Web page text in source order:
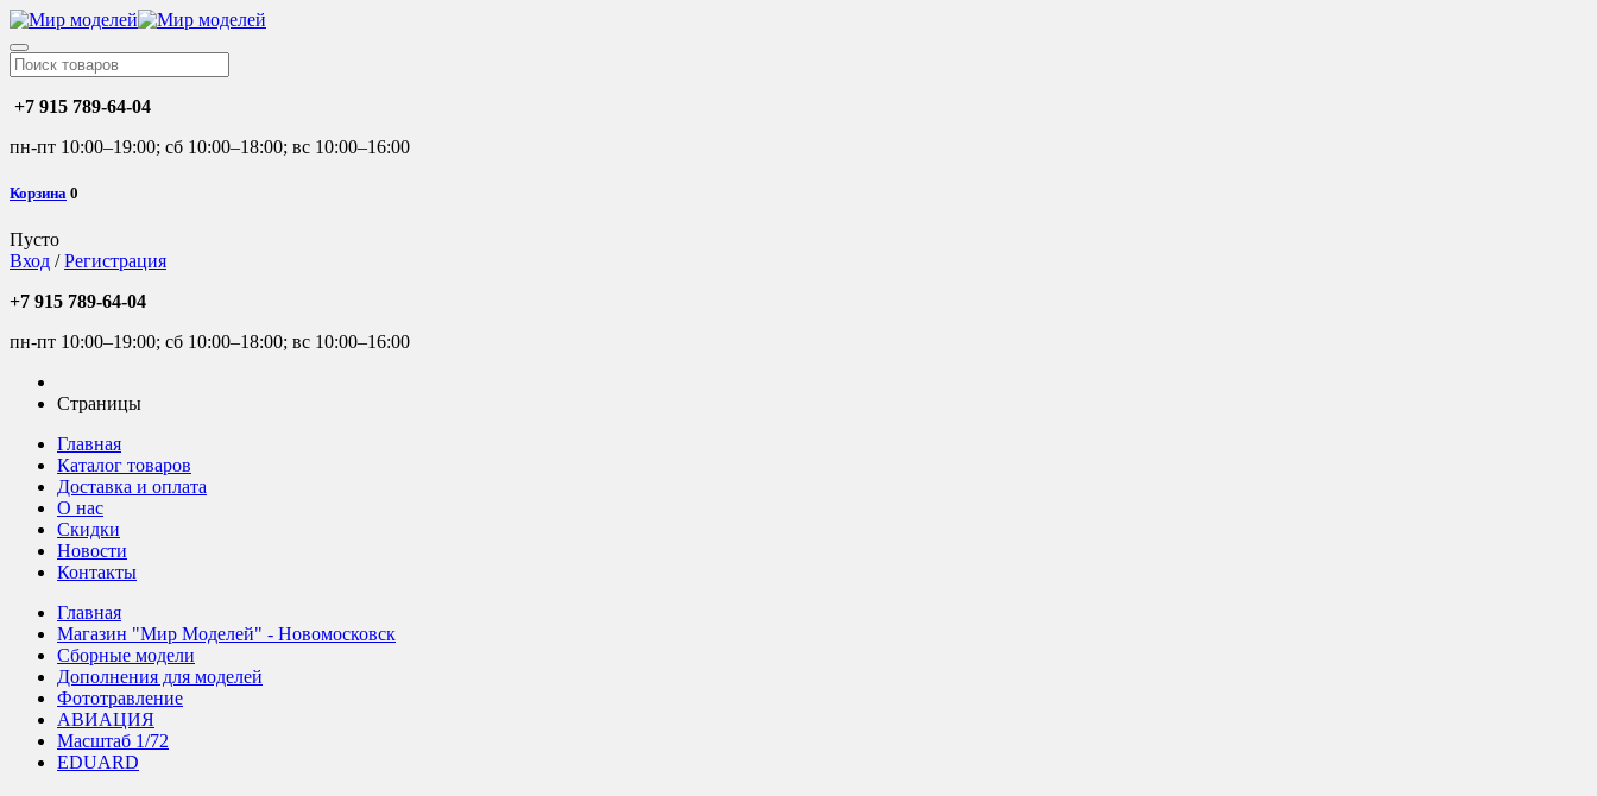
+7 915 789-64-04
пн-пт 10:00–19:00; сб 10:00–18:00; вс 10:00–16:00
Корзина 0
Пусто
Вход /Регистрация
+7 915 789-64-04
пн-пт 10:00–19:00; сб 10:00–18:00; вс 10:00–16:00
Страницы
Главная
Каталог товаров
Доставка и оплата
О нас
Скидки
Новости
Контакты
Главная
Магазин "Мир Моделей" - Новомосковск
Сборные модели
Дополнения для моделей
Фототравление
АВИАЦИЯ
Масштаб 1/72
EDUARD